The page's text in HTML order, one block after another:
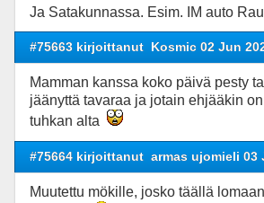
Ja Satakunnassa. Esim. IM auto
#75663 kirjoittanut Kosmic 02 Jun
Mamman kanssa koko päivä pesty
jäänyttä tavaraa ja jotain ehjääkin
tuhkan alta
#75664 kirjoittanut armas ujomieli 03
Muutettu mökille, josko täällä